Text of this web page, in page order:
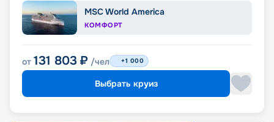
MSC World America
КОМФОРТ
от 131 803 ₽ /чел +1 000
Выбрать круиз